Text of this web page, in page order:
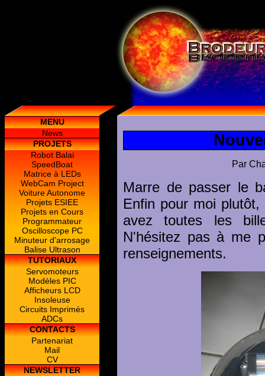
MENU
News
PROJETS
Robot Balai
SpeedBoat
Matrice à LEDs
WebCam Project
Voiture Autonome
Projets ESIEE
Projets en Cours
Programmateur
Oscilloscope PC
Minuteur d'arrosage
Balise Ultrason
TUTORIAUX
Servomoteurs
Modèles PIC
Afficheurs LCD
Insoleuse
Circuits Imprimés
ADCs
CONTACTS
Partenariat
Mail
CV
NEWSLETTER
Par
Marre de passer le
Enfin pour moi
avez toutes les
N'hésitez pas à me
renseignements.